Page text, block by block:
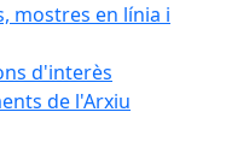
mostres en línia i
d'interès
de l'Arxiu